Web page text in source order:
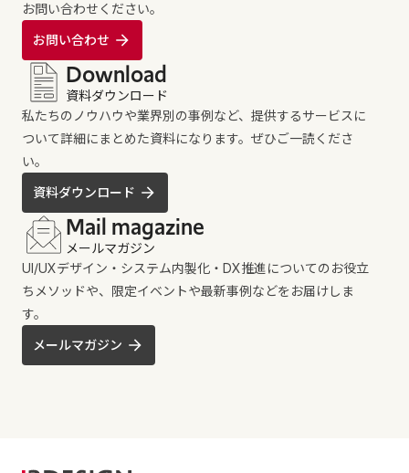
お問い合わせください。
お問い合わせ
Download
資料ダウンロード
私たちのノウハウや業界別の事例など、提供するサービスに
ついて詳細にまとめた資料になります。ぜひご一読くださ
い。
資料ダウンロード
Mail magazine
メールマガジン
UI/UXデザイン・システム内製化・DX推進についてのお役立
ちメソッドや、限定イベントや最新事例などをお届けしま
す。
メールマガジン